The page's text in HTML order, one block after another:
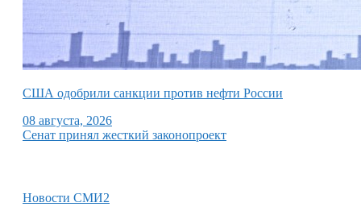
США одобрили санкции против нефти России
08 августа, 2026
Сенат принял жесткий законопроект
Новости СМИ2